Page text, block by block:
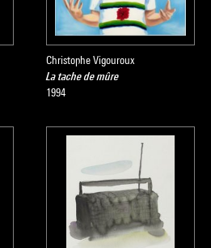
Christophe Vigouroux
La tache de mûre
1994